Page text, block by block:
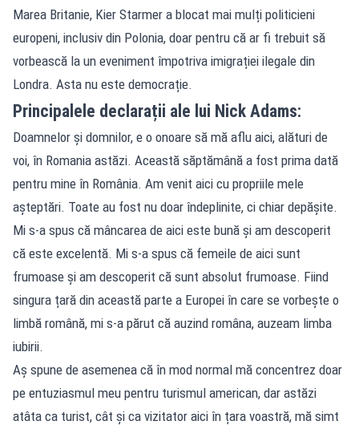
Marea Britanie, Kier Starmer a blocat mai mulți politicieni
europeni, inclusiv din Polonia, doar pentru că ar fi trebuit să
vorbească la un eveniment împotriva imigrației ilegale din
Londra. Asta nu este democrație.
Principalele declarații ale lui Nick Adams:
Doamnelor și domnilor, e o onoare să mă aflu aici, alături de
voi, în Romania astăzi. Această săptămână a fost prima dată
pentru mine în România. Am venit aici cu propriile mele
așteptări. Toate au fost nu doar îndeplinite, ci chiar depășite.
Mi s-a spus că mâncarea de aici este bună și am descoperit
că este excelentă. Mi s-a spus că femeile de aici sunt
frumoase și am descoperit că sunt absolut frumoase. Fiind
singura țară din această parte a Europei în care se vorbește o
limbă română, mi s-a părut că auzind româna, auzeam limba
iubirii.
Aș spune de asemenea că în mod normal mă concentrez doar
pe entuziasmul meu pentru turismul american, dar astăzi
atâta ca turist, cât și ca vizitator aici în țara voastră, mă simt